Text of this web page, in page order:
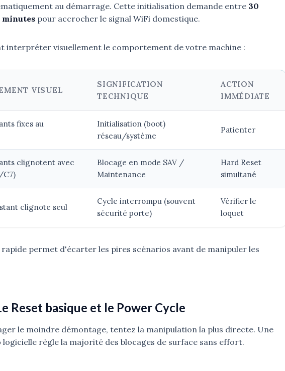
au démarrage. Cette initialisation demande entre 30
minutes pour accrocher le signal WiFi domestique.
interpréter visuellement le comportement de votre machine :
VISUEL
SIGNIFICATION
TECHNIQUE
ACTION
IMMÉDIATE
fixes au
Initialisation (boot)
réseau/système
Patienter
clignotent avec
C7)
Blocage en mode SAV /
Maintenance
Hard Reset
simultané
clignote seul
Cycle interrompu (souvent
sécurité porte)
Vérifier le
loquet
permet d'écarter les pires scénarios avant de manipuler les
Reset basique et le Power Cycle
le moindre démontage, tentez la manipulation la plus directe. Une
logicielle règle la majorité des blocages de surface sans effort.